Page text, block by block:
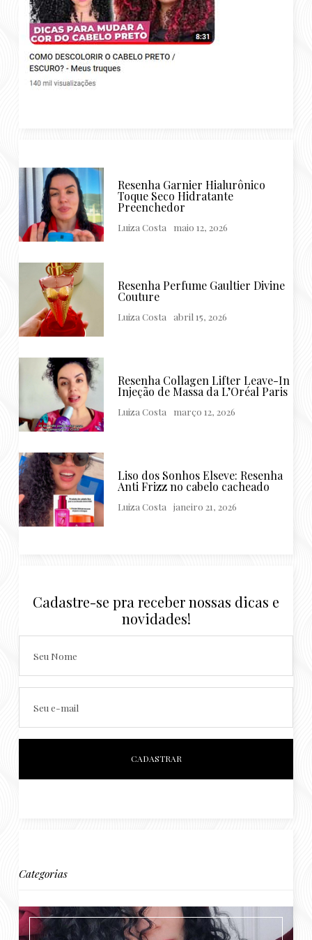
Resenha Garnier Hialurônico
Toque Seco Hidratante
Preenchedor
Luiza Costa maio 12, 2026
Resenha Perfume Gaultier Divine
Couture
Luiza Costa abril 15, 2026
Resenha Collagen Lifter Leave-In
Injeção de Massa da L’Oréal Paris
Luiza Costa março 12, 2026
Liso dos Sonhos Elseve: Resenha
Anti Frizz no cabelo cacheado
Luiza Costa janeiro 21, 2026
Cadastre-se pra receber nossas dicas e
novidades!
Seu Nome
Seu e-mail
Categorias